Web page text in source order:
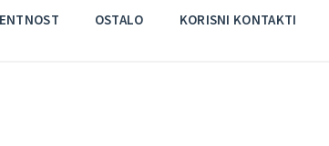
OSTALO KORISNI KONTAKTI